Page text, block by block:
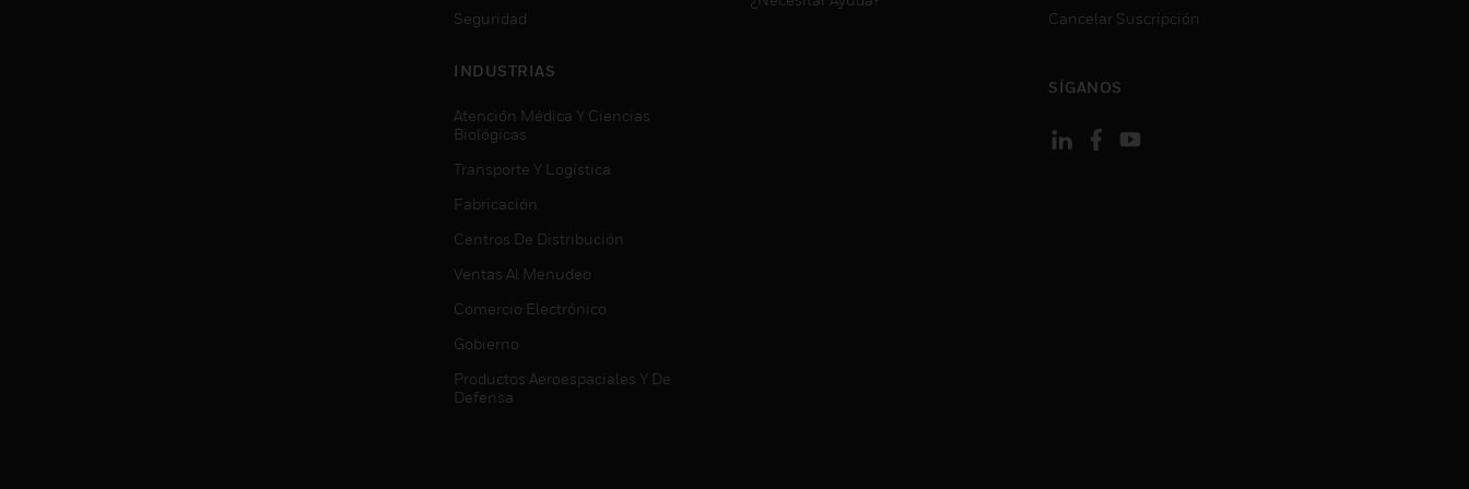
Seguridad
INDUSTRIAS
Atención Médica Y Ciencias
Biológicas
Transporte Y Logística
Fabricación
Centros De Distribución
Ventas Al Menudeo
Comercio Electrónico
Gobierno
Productos Aeroespaciales Y De
Defensa
Cancelar Suscripción
SÍGANOS